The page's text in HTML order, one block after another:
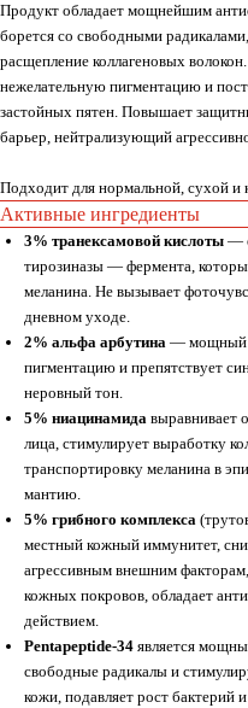
Продукт обладает мощнейшим
борется со свободными
расщепление коллагеновых
нежелательную пигментацию и
застойных пятен. Повышает
барьер, нейтрализующий
Подходит для нормальной, сухой и
Активные ингредиенты
3% транексамовой кислоты —
тирозиназы — фермента,
меланина. Не вызывает
дневном уходе.
2% альфа арбутина — мощный
пигментацию и препятствует
неровный тон.
5% ниацинамида выравнивает
лица, стимулирует выработку
транспортировку меланина в
мантию.
5% грибного комплекса
местный кожный иммунитет,
агрессивным внешним
кожных покровов, обладает
действием.
Pentapeptide-34 является
свободные радикалы и
кожи, подавляет рост бактерий